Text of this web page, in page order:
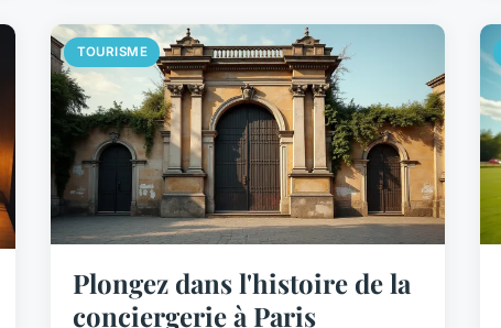
TOURISME
Plongez dans l'histoire de la
conciergerie à Paris